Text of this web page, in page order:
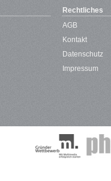
Rechtliches
AGB
Kontakt
Datenschutz
Impressum